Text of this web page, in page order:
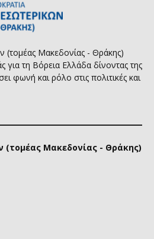
(τομέας Μακεδονίας - Θράκης)
για τη Βόρεια Ελλάδα δίνοντας της
φωνή και ρόλο στις πολιτικές και
(τομέας Μακεδονίας - Θράκης)